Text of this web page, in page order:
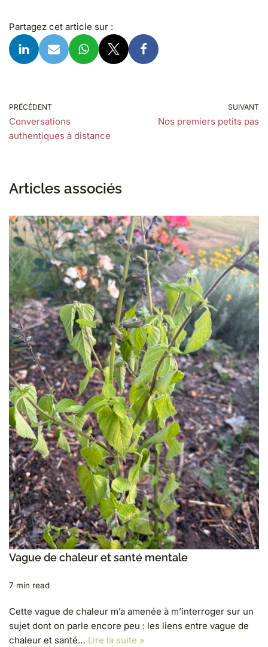
Partagez cet article sur :
PRÉCÉDENT
Conversations
authentiques à distance
SUIVANT
Nos premiers petits pas
Articles associés
Vague de chaleur et santé mentale
7 min read
Cette vague de chaleur m’a amenée à m’interroger sur un
sujet dont on parle encore peu : les liens entre vague de
chaleur et santé… Lire la suite »